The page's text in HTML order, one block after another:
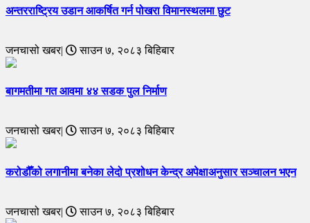
अन्तरराष्ट्रिय उडान आकर्षित गर्न पोखरा विमानस्थलमा छुट
जनचासो खबर| साउन ७, २०८३ बिहिबार
बागमतीमा गत आवमा ४४ सडक पुल निर्माण
जनचासो खबर| साउन ७, २०८३ बिहिबार
करोडौँको लगानीमा बनेका लेदो प्रशोधन केन्द्र अपेक्षाअनुसार सञ्चालन भएन
जनचासो खबर| साउन ७, २०८३ बिहिबार